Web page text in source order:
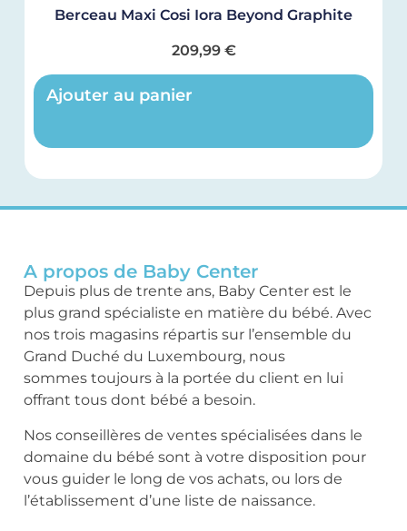
Berceau Maxi Cosi Iora Beyond Graphite
209,99 €
Ajouter au panier
A propos de Baby Center
Depuis plus de trente ans, Baby Center est le
plus grand spécialiste en matière du bébé. Avec
nos trois magasins répartis sur l’ensemble du
Grand Duché du Luxembourg, nous
sommes toujours à la portée du client en lui
offrant tous dont bébé a besoin.
Nos conseillères de ventes spécialisées dans le
domaine du bébé sont à votre disposition pour
vous guider le long de vos achats, ou lors de
l’établissement d’une liste de naissance.